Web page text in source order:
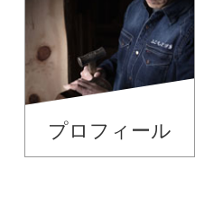
プロフィール